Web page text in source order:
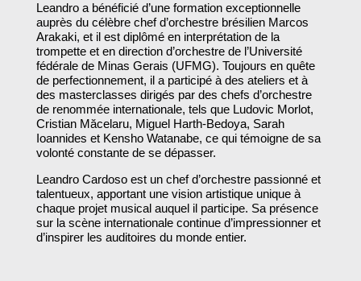
Leandro a bénéficié d’une formation exceptionnelle
auprès du célèbre chef d’orchestre brésilien Marcos
Arakaki, et il est diplômé en interprétation de la
trompette et en direction d’orchestre de l’Université
fédérale de Minas Gerais (UFMG). Toujours en quête
de perfectionnement, il a participé à des ateliers et à
des masterclasses dirigés par des chefs d’orchestre
de renommée internationale, tels que Ludovic Morlot,
Cristian Măcelaru, Miguel Harth-Bedoya, Sarah
Ioannides et Kensho Watanabe, ce qui témoigne de sa
volonté constante de se dépasser.​
Leandro Cardoso est un chef d’orchestre passionné et
talentueux, apportant une vision artistique unique à
chaque projet musical auquel il participe. Sa présence
sur la scène internationale continue d’impressionner et
d’inspirer les auditoires du monde entier.